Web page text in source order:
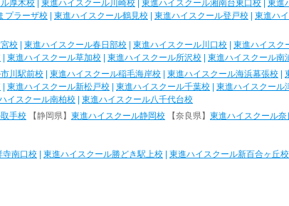
厚木校 東進ハイスクール川崎校 東進ハイスクール湘南台東口校
東進
プラーザ校 東進ハイスクール鶴見校 東進ハイスクール登戸校
東進ハ
校 東進ハイスクール春日部校 東進ハイスクール川口校
東進ハイスク
東進ハイスクール草加校 東進ハイスクール所沢校
東進ハイスクール南
川駅前校 東進ハイスクール稲毛海岸校 東進ハイスクール海浜幕張校
東進ハイスクール新松戸校 東進ハイスクール千葉校
東進ハイスクール
イスクール南柏校
東進ハイスクール八千代台校
手校 【静岡県】 東進ハイスクール静岡校 【奈良県】 東進ハイスクール奈
寺南口校 東進ハイスクール勝どき駅上校
東進ハイスクール新百合ヶ丘校